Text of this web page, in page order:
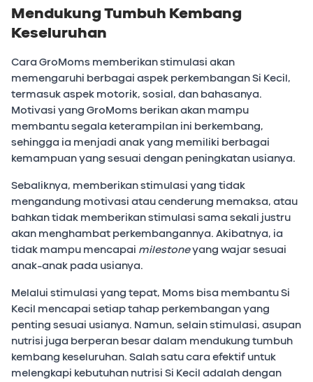
Mendukung Tumbuh Kembang
Keseluruhan
Cara GroMoms memberikan stimulasi akan
memengaruhi berbagai aspek perkembangan Si Kecil,
termasuk aspek motorik, sosial, dan bahasanya.
Motivasi yang GroMoms berikan akan mampu
membantu segala keterampilan ini berkembang,
sehingga ia menjadi anak yang memiliki berbagai
kemampuan yang sesuai dengan peningkatan usianya.
Sebaliknya, memberikan stimulasi yang tidak
mengandung motivasi atau cenderung memaksa, atau
bahkan tidak memberikan stimulasi sama sekali justru
akan menghambat perkembangannya. Akibatnya, ia
tidak mampu mencapai milestoneyang wajar sesuai
anak-anak pada usianya.
Melalui stimulasi yang tepat, Moms bisa membantu Si
Kecil mencapai setiap tahap perkembangan yang
penting sesuai usianya. Namun, selain stimulasi, asupan
nutrisi juga berperan besar dalam mendukung tumbuh
kembang keseluruhan. Salah satu cara efektif untuk
melengkapi kebutuhan nutrisi Si Kecil adalah dengan